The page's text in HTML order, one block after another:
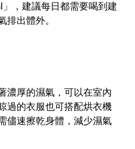
，建議每日都需要喝到建
排出體外。
濃厚的濕氣，可以在室內
過的衣服也可搭配烘衣機
儘速擦乾身體，減少濕氣